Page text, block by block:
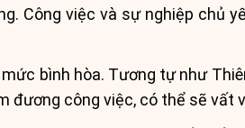
Công việc và sự nghiệp chủ
bình hòa. Tương tự như
đương công việc, có thể sẽ vất